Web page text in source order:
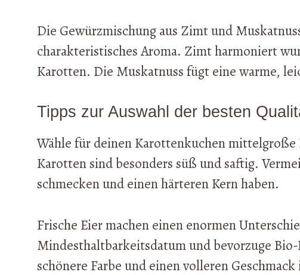
Die Gewürzmischung aus Zimt und
charakteristisches Aroma. Zimt harmoniert
Karotten. Die Muskatnuss fügt eine warme,
Tipps zur Auswahl der besten
Wähle für deinen Karottenkuchen
Karotten sind besonders süß und saftig.
schmecken und einen härteren Kern haben.
Frische Eier machen einen enormen
Mindesthaltbarkeitsdatum und bevorzuge
schönere Farbe und einen volleren Geschmack